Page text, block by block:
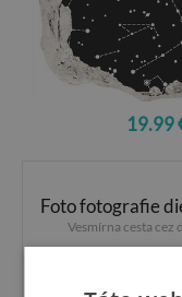
19.99
Foto fotografie
Vesmírna cesta cez